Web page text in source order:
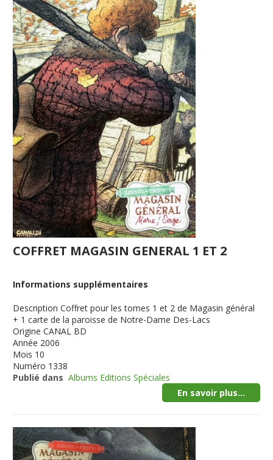
COFFRET MAGASIN GENERAL 1 ET 2
Informations supplémentaires
Description Coffret pour les tomes 1 et 2 de Magasin général
+ 1 carte de la paroisse de Notre-Dame Des-Lacs
Origine CANAL BD
Année 2006
Mois 10
Numéro 1338
Publié dans Albums Editions Spéciales
En savoir plus...